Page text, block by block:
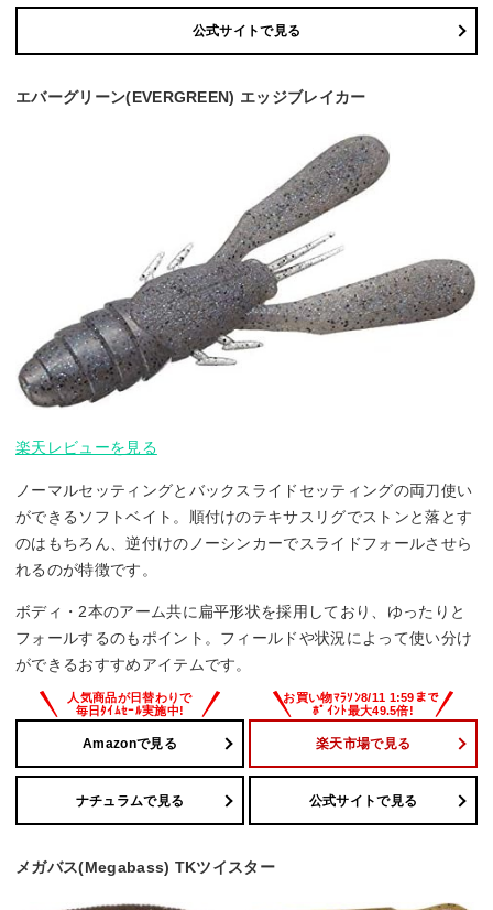
公式サイトで見る
エバーグリーン(EVERGREEN) エッジブレイカー
楽天レビューを見る
ノーマルセッティングとバックスライドセッティングの両刀使い
ができるソフトベイト。順付けのテキサスリグでストンと落とす
のはもちろん、逆付けのノーシンカーでスライドフォールさせら
れるのが特徴です。
ボディ・2本のアーム共に扁平形状を採用しており、ゆったりと
フォールするのもポイント。フィールドや状況によって使い分け
ができるおすすめアイテムです。
Amazonで見る 楽天市場で見る
ナチュラムで見る 公式サイトで見る
メガバス(Megabass) TKツイスター